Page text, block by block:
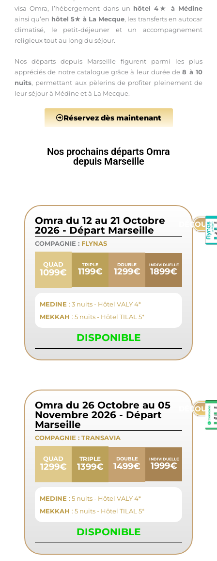
visa Omra, l’hébergement dans un hôtel 4★ à Médine
ainsi qu’en hôtel 5★ à La Mecque, les transferts en autocar
climatisé, le petit-déjeuner et un accompagnement
religieux tout au long du séjour.
Nos départs depuis Marseille figurent parmi les plus
appréciés de notre catalogue grâce à leur durée de8 à 10
nuits, permettant aux pèlerins de profiter pleinement de
leur séjour à Médine et à La Mecque.
Réservez dès maintenant
Nos prochains départs Omra
depuis Marseille
Omra du 12 au 21 Octobre
2026 - Départ Marseille
COMPAGNIE : FLYNAS
QUAD
1099€
TRIPLE
1199€
DOUBLE
1299€
INDIVIDUELLE
1899€
MEDINE : 3 nuits - Hôtel VALY 4*
MEKKAH : 5 nuits - Hôtel TILAL 5*
DISPONIBLE
Omra du 26 Octobre au 05
Novembre 2026 - Départ
Marseille
COMPAGNIE : TRANSAVIA
QUAD
1299€
TRIPLE
1399€
DOUBLE
1499€
INDIVIDUELLE
1999€
MEDINE : 5 nuits - Hôtel VALY 4*
MEKKAH : 5 nuits - Hôtel TILAL 5*
DISPONIBLE